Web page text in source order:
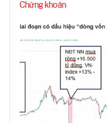
Chứng khoán